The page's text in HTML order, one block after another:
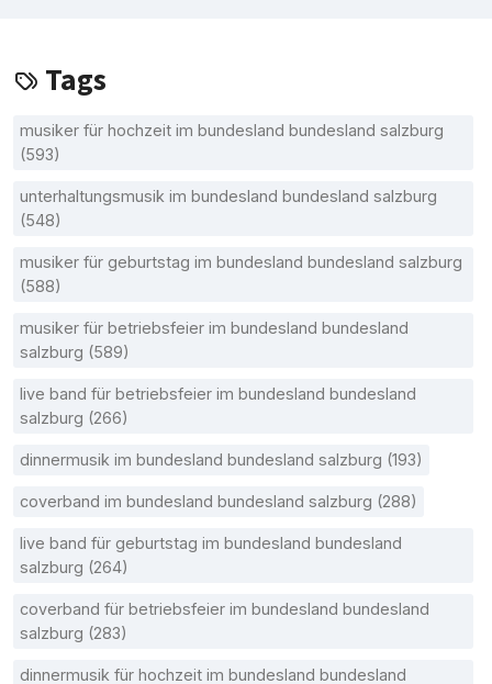
Tags
musiker für hochzeit im bundesland bundesland salzburg
(593)
unterhaltungsmusik im bundesland bundesland salzburg
(548)
musiker für geburtstag im bundesland bundesland salzburg
(588)
musiker für betriebsfeier im bundesland bundesland
salzburg (589)
live band für betriebsfeier im bundesland bundesland
salzburg (266)
dinnermusik im bundesland bundesland salzburg (193)
coverband im bundesland bundesland salzburg (288)
live band für geburtstag im bundesland bundesland
salzburg (264)
coverband für betriebsfeier im bundesland bundesland
salzburg (283)
dinnermusik für hochzeit im bundesland bundesland